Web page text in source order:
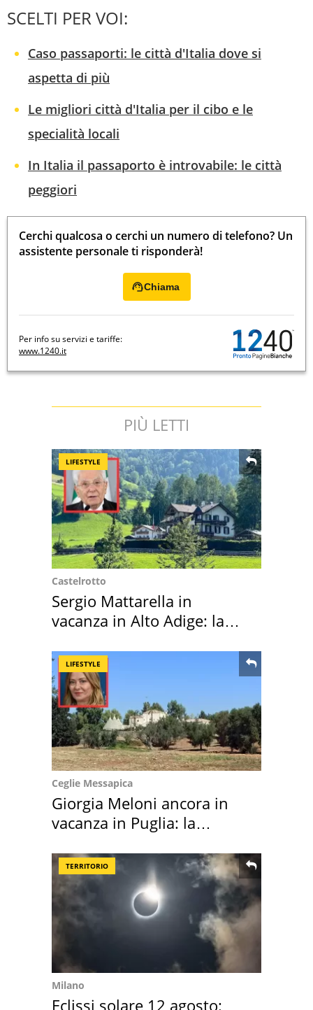
SCELTI PER VOI:
Caso passaporti: le città d'Italia dove si
aspetta di più
Le migliori città d'Italia per il cibo e le
specialità locali
In Italia il passaporto è introvabile: le città
peggiori
Cerchi qualcosa o cerchi un numero di telefono? Un
assistente personale ti risponderà!
Chiama
Per info su servizi e tariffe:
www.1240.it
PIÙ LETTI
LIFESTYLE
Castelrotto
Sergio Mattarella in
vacanza in Alto Adige: la
LIFESTYLE
Ceglie Messapica
Giorgia Meloni ancora in
vacanza in Puglia: la
TERRITORIO
Milano
Eclissi solare 12 agosto: